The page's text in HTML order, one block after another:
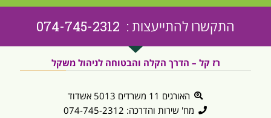
התקשרו להתייעצות : 074-745-2312
רז קל – הדרך הקלה והבטוחה לניהול משקל
האורגים 11 משרדים 5013 אשדוד
מח' שירות והדרכה: 074-745-2312